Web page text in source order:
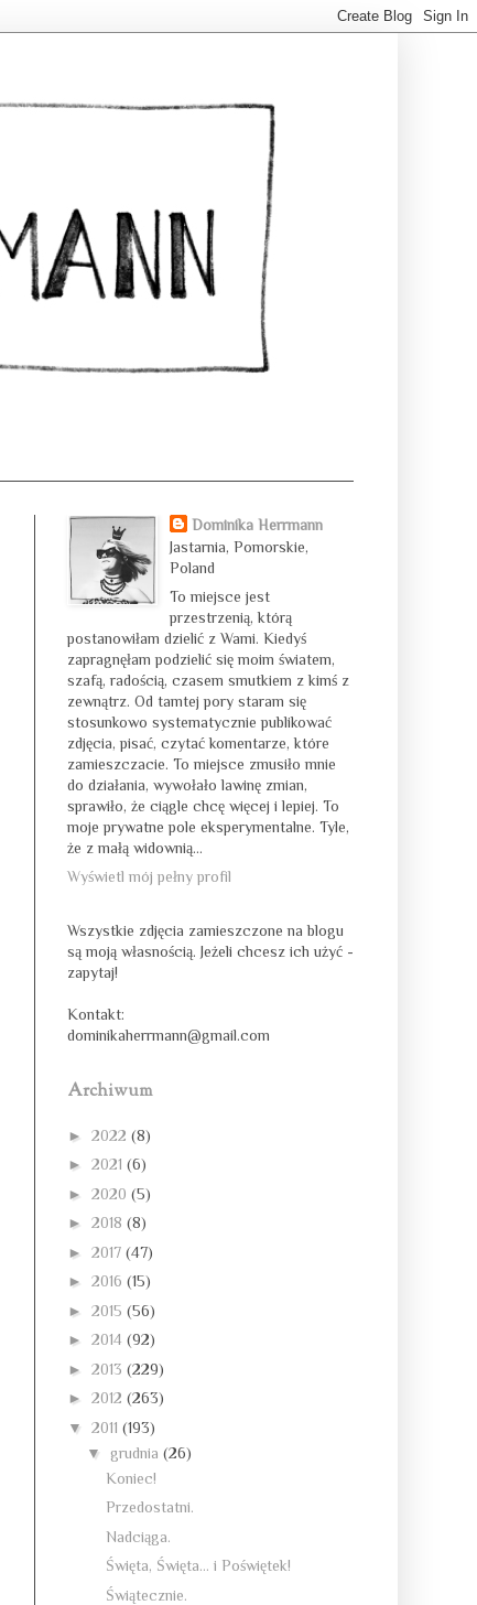
Dominika Herrmann
Jastarnia, Pomorskie,
Poland
To miejsce jest
przestrzenią, którą
postanowiłam dzielić z Wami. Kiedyś
zapragnęłam podzielić się moim światem,
szafą, radością, czasem smutkiem z kimś z
zewnątrz. Od tamtej pory staram się
stosunkowo systematycznie publikować
zdjęcia, pisać, czytać komentarze, które
zamieszczacie. To miejsce zmusiło mnie
do działania, wywołało lawinę zmian,
sprawiło, że ciągle chcę więcej i lepiej. To
moje prywatne pole eksperymentalne. Tyle,
że z małą widownią...
Wyświetl mój pełny profil
Wszystkie zdjęcia zamieszczone na blogu
są moją własnością. Jeżeli chcesz ich użyć -
zapytaj!
Kontakt:
dominikaherrmann@gmail.com
Archiwum
► 2022 (8)
► 2021 (6)
► 2020 (5)
► 2018 (8)
► 2017 (47)
► 2016 (15)
► 2015 (56)
► 2014 (92)
► 2013 (229)
► 2012 (263)
▼ 2011 (193)
▼ grudnia (26)
Koniec!
Przedostatni.
Nadciąga.
Święta, Święta... i Poświętek!
Świątecznie.